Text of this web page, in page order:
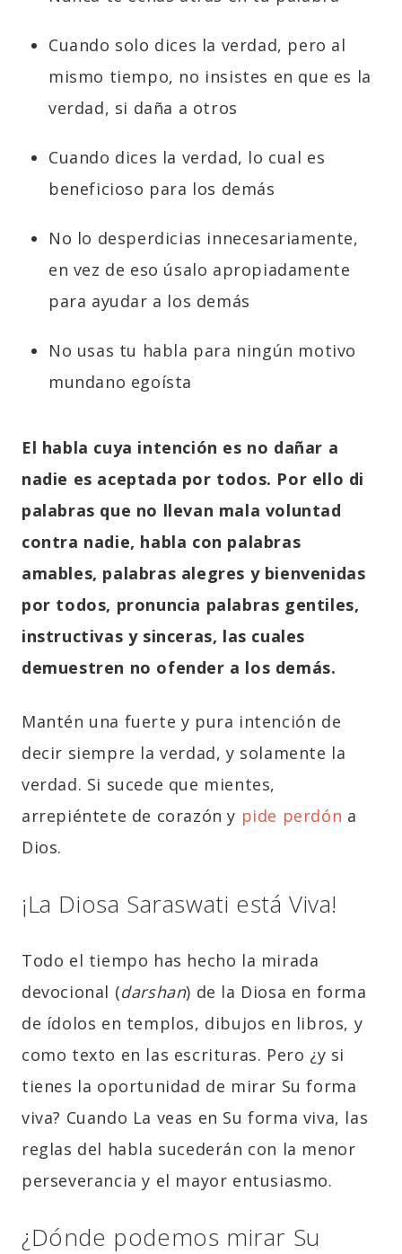
Cuando solo dices la verdad, pero al
mismo tiempo, no insistes en que es la
verdad, si daña a otros
Cuando dices la verdad, lo cual es
beneficioso para los demás
No lo desperdicias innecesariamente,
en vez de eso úsalo apropiadamente
para ayudar a los demás
No usas tu habla para ningún motivo
mundano egoísta
El habla cuya intención es no dañar a
nadie es aceptada por todos. Por ello di
palabras que no llevan mala voluntad
contra nadie, habla con palabras
amables, palabras alegres y bienvenidas
por todos, pronuncia palabras gentiles,
instructivas y sinceras, las cuales
demuestren no ofender a los demás.
Mantén una fuerte y pura intención de
decir siempre la verdad, y solamente la
verdad. Si sucede que mientes,
arrepiéntete de corazón y pide perdón a
Dios.
¡La Diosa Saraswati está Viva!
Todo el tiempo has hecho la mirada
devocional (darshan) de la Diosa en forma
de ídolos en templos, dibujos en libros, y
como texto en las escrituras. Pero ¿y si
tienes la oportunidad de mirar Su forma
viva? Cuando La veas en Su forma viva, las
reglas del habla sucederán con la menor
perseverancia y el mayor entusiasmo.
¿Dónde podemos mirar Su